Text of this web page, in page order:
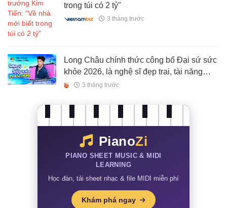
trong túi có 2 tỷ"
3 tháng trước
Long Châu chính thức công bố Đại sứ sức
khỏe 2026, là nghệ sĩ đẹp trai, tài năng
‘siêu hot’3 tháng trước
PianoZi
PIANO SHEET MUSIC & MIDI
LEARNING
Học đàn, tải sheet nhạc & file MIDI miễn phí
Khám phá ngay